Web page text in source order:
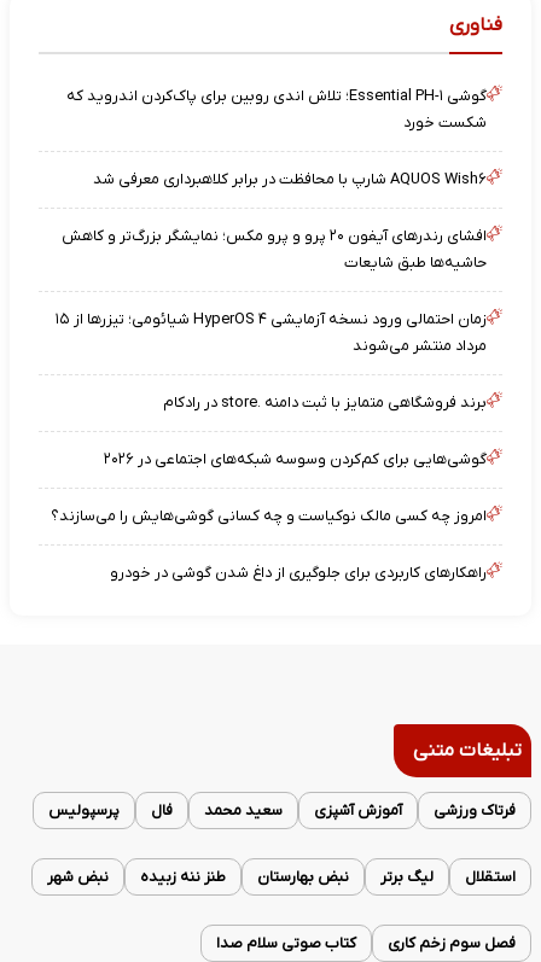
فناوری
گوشی Essential PH-۱؛ تلاش اندی روبین برای پاک‌کردن اندروید که
شکست خورد
AQUOS Wish۶ شارپ با محافظت در برابر کلاهبرداری معرفی شد
افشای رندرهای آیفون ۲۰ پرو و پرو مکس؛ نمایشگر بزرگ‌تر و کاهش
حاشیه‌ها طبق شایعات
زمان احتمالی ورود نسخه آزمایشی HyperOS ۴ شیائومی؛ تیزرها از ۱۵
مرداد منتشر می‌شوند
برند فروشگاهی متمایز با ثبت دامنه .store در رادکام
گوشی‌هایی برای کم‌کردن وسوسه شبکه‌های اجتماعی در ۲۰۲۶
امروز چه کسی مالک نوکیاست و چه کسانی گوشی‌هایش را می‌سازند؟
راهکارهای کاربردی برای جلوگیری از داغ شدن گوشی در خودرو
تبلیغات متنی
فرتاک ورزشی آموزش آشپزی سعید محمد فال پرسپولیس
استقلال لیگ برتر نبض بهارستان طنز ننه زبیده نبض شهر
فصل سوم زخم کاری کتاب صوتی سلام صدا